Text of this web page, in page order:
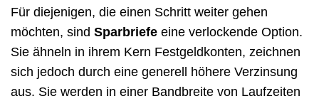
Für diejenigen, die einen Schritt weiter gehen
möchten, sind Sparbriefe eine verlockende Option.
Sie ähneln in ihrem Kern Festgeldkonten, zeichnen
sich jedoch durch eine generell höhere Verzinsung
aus. Sie werden in einer Bandbreite von Laufzeiten